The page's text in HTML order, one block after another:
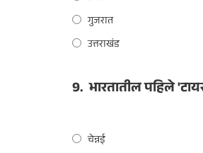
गुजरात
उत्तराखंड
9. भारतातील पहिले
चेन्नई